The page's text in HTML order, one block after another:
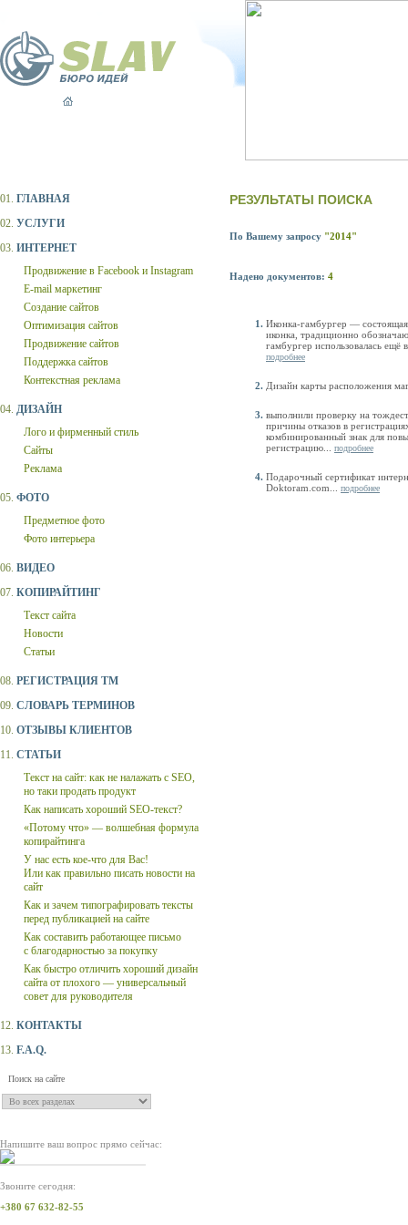
01. ГЛАВНАЯ
02. УСЛУГИ
03. ИНТЕРНЕТ
Продвижение в Facebook и Instagram
E-mail маркетинг
Создание сайтов
Оптимизация сайтов
Продвижение сайтов
Поддержка сайтов
Контекстная реклама
04. ДИЗАЙН
Лого и фирменный стиль
Сайты
Реклама
05. ФОТО
Предметное фото
Фото интерьера
06. ВИДЕО
07. КОПИРАЙТИНГ
Текст сайта
Новости
Статьи
08. РЕГИСТРАЦИЯ ТМ
09. СЛОВАРЬ ТЕРМИНОВ
10. ОТЗЫВЫ КЛИЕНТОВ
11. СТАТЬИ
Текст на сайт: как не налажать с SEO,
но таки продать продукт
Как написать хороший SEO-текст?
«Потому что» — волшебная формула
копирайтинга
У нас есть кое-что для Вас!
Или как правильно писать новости на
сайт
Как и зачем типографировать тексты
перед публикацией на сайте
Как составить работающее письмо
с благодарностью за покупку
Как быстро отличить хороший дизайн
сайта от плохого — универсальный
совет для руководителя
12. КОНТАКТЫ
13. F.A.Q.
Напишите ваш вопрос прямо сейчас:
Звоните сегодня:
+380 67 632-82-55
РЕЗУЛЬТАТЫ ПОИСКА
По Вашему запросу "2014"
Надено документов: 4
Иконка-гамбургер —
иконка, традиционно
гамбургер использовалась
подробнее
Дизайн карты расположения
выполнили проверку на
причины отказов в
комбинированный знак для
регистрацию...
подробнее
Подарочный сертификат
Doktoram.com...
подробнее